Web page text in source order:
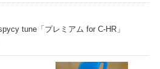
tune「プレミアム for C-HR」